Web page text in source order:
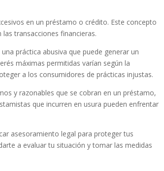
en un préstamo o crédito. Este concepto
transacciones financieras.
práctica abusiva que puede generar un
máximas permitidas varían según la
a los consumidores de prácticas injustas.
y razonables que se cobran en un préstamo,
que incurren en usura pueden enfrentar
asesoramiento legal para proteger tus
a evaluar tu situación y tomar las medidas